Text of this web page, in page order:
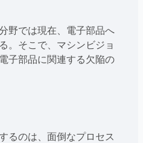
野では現在、電子部品へ
。そこで、マシンビジョ
子部品に関連する欠陥の
るのは、面倒なプロセス